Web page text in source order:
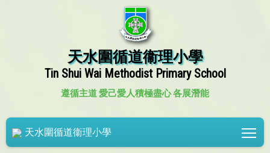
天水圍循道衞理小學
Tin Shui Wai Methodist Primary School
遵循主道 愛己愛人積極盡心 各展潛能
天水圍循道衞理小學